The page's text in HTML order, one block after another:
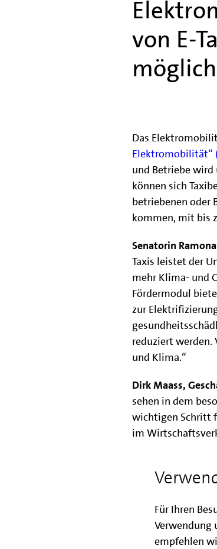
Für Ihren
Verwendung
empfehlen
von E-
möglich
Das
Elektromobilität“
und Betriebe
können sich
betriebenen oder
kommen, mit bis
Senatorin
Taxis leistet der
mehr Klima- und
Fördermodul
zur
reduziert
und Klima.“
Dirk Maass,
sehen in dem
wichtigen Schritt
im
Teil der
Alle
business-